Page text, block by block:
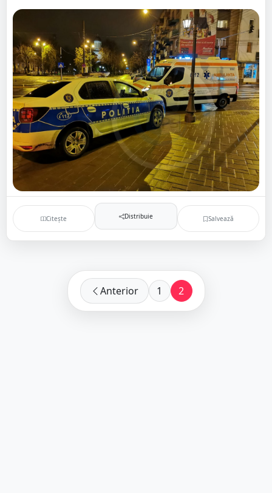
Citește Distribuie Salvează
Anterior 1 2